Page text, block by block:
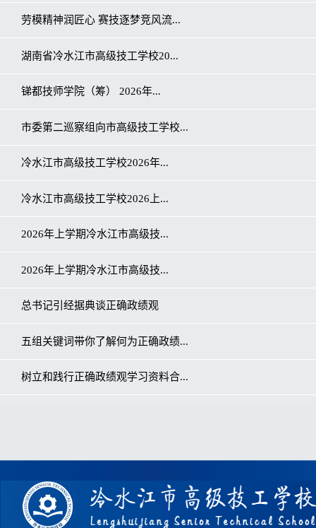
劳模精神润匠心 赛技逐梦竞风流...
湖南省冷水江市高级技工学校20...
锑都技师学院（筹） 2026年...
市委第二巡察组向市高级技工学校...
冷水江市高级技工学校2026年...
冷水江市高级技工学校2026上...
2026年上学期冷水江市高级技...
2026年上学期冷水江市高级技...
总书记引经据典谈正确政绩观
五组关键词带你了解何为正确政绩...
树立和践行正确政绩观学习资料合...